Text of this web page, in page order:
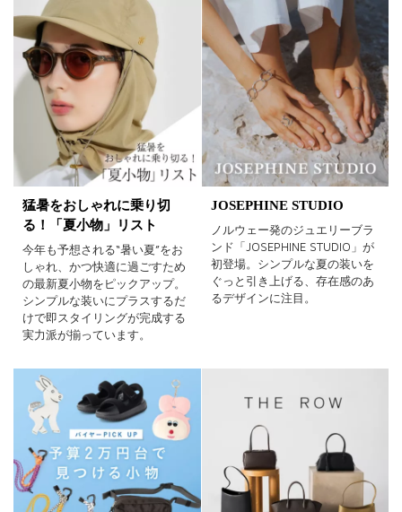
猛暑をおしゃれに乗り切
る！「夏小物」リスト
今年も予想される“暑い夏”をお
しゃれ、かつ快適に過ごすため
の最新夏小物をピックアップ。
シンプルな装いにプラスするだ
けで即スタイリングが完成する
実力派が揃っています。
JOSEPHINE STUDIO
ノルウェー発のジュエリーブラ
ンド「JOSEPHINE STUDIO」が
初登場。シンプルな夏の装いを
ぐっと引き上げる、存在感のあ
るデザインに注目。